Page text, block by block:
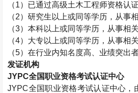
（1）已通过高级土木工程师资格认
（2）研究生以上或同等学历，从事
（3）本科以上或同等学历，从事相
（4）大专以上或同等学历，从事相
（5）在行业内知名度高、业绩突出者
发证机构
JYPC全国职业资格考试认证中心
JYPC全国职业资格考试认证中心，